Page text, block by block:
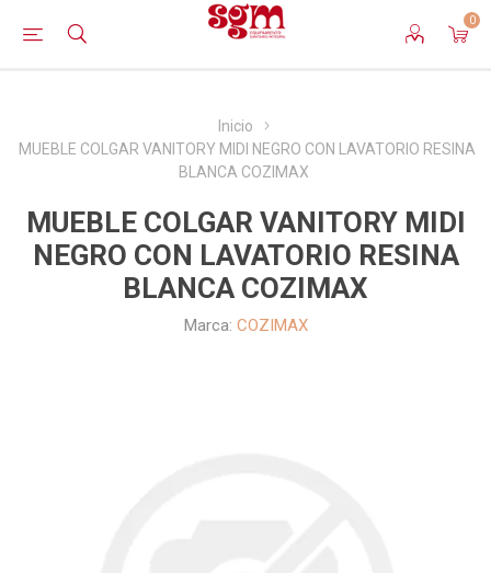
0
Inicio
MUEBLE COLGAR VANITORY MIDI NEGRO CON LAVATORIO RESINA
BLANCA COZIMAX
MUEBLE COLGAR VANITORY MIDI
NEGRO CON LAVATORIO RESINA
BLANCA COZIMAX
Marca: COZIMAX